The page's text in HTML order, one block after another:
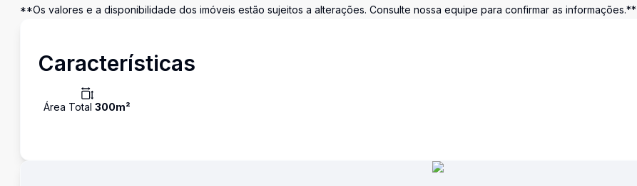
**Os valores e a disponibilidade dos imóveis estão sujeitos a alterações. Consulte nossa equipe para confirmar as informações.**
Características
Área Total 300m²